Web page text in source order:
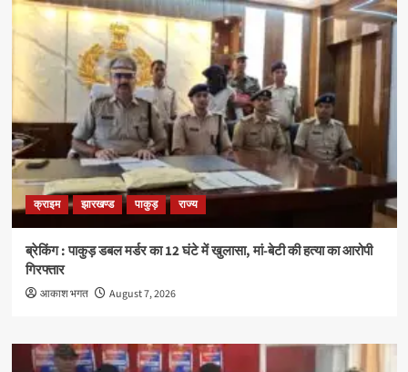
क्राइम झारखण्ड पाकुड़ राज्य
ब्रेकिंग : पाकुड़ डबल मर्डर का 12 घंटे में खुलासा, मां-बेटी की हत्या का आरोपी
गिरफ्तार
आकाश भगत August 7, 2026